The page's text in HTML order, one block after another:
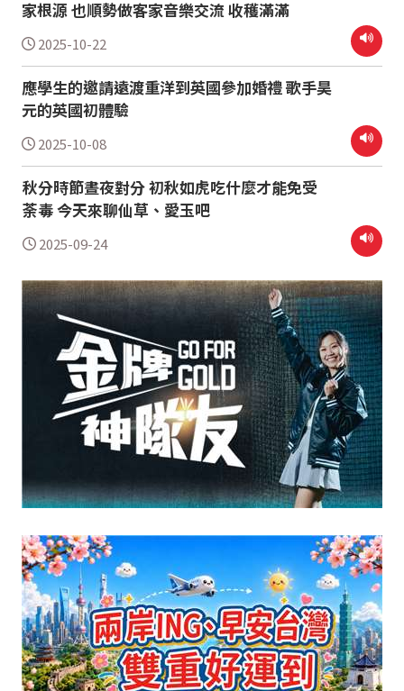
家根源 也順勢做客家音樂交流 收穫滿滿
2025-10-22
應學生的邀請遠渡重洋到英國參加婚禮 歌手昊
元的英國初體驗
2025-10-08
秋分時節晝夜對分 初秋如虎吃什麼才能免受
荼毒 今天來聊仙草、愛玉吧
2025-09-24